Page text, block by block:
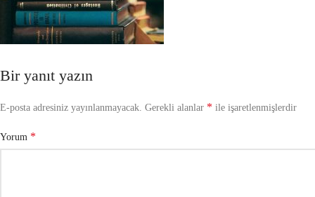
Bir yanıt yazın
E-posta adresiniz yayınlanmayacak. Gerekli alanlar * ile işaretlenmişlerdir
Yorum *